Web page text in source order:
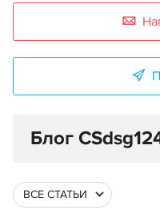
Блог
ВСЕ СТАТЬИ